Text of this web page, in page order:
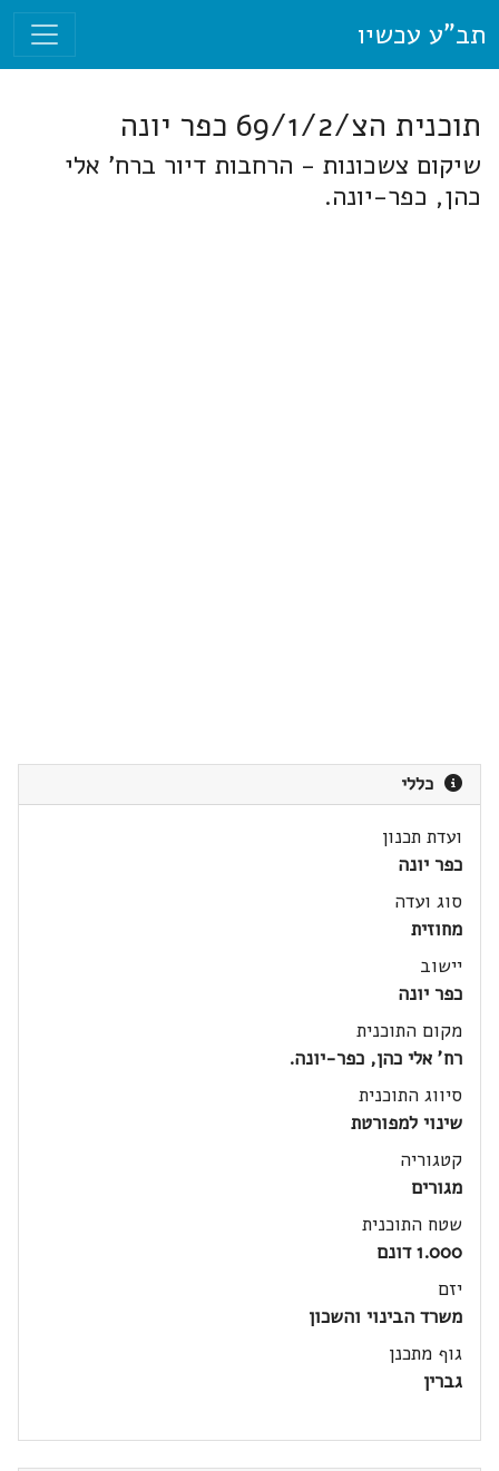
תב"ע עכשיו
תוכנית הצ/69/1/2 כפר יונה
שיקום צשכונות - הרחבות דיור ברח' אלי
כהן, כפר-יונה.
כללי
ועדת תכנון
כפר יונה
סוג ועדה
מחוזית
יישוב
כפר יונה
מקום התוכנית
רח' אלי כהן, כפר-יונה.
סיווג התוכנית
שינוי למפורטת
קטגוריה
מגורים
שטח התוכנית
1.000 דונם
יזם
משרד הבינוי והשכון
גוף מתכנן
גברין